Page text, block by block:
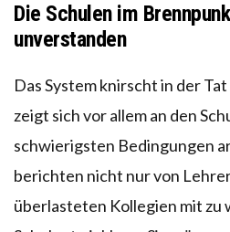
Die Schulen im
unverstanden
Das System knirscht in der
zeigt sich vor allem an den
schwierigsten Bedingungen
berichten nicht nur von
überlasteten Kollegien mit zu